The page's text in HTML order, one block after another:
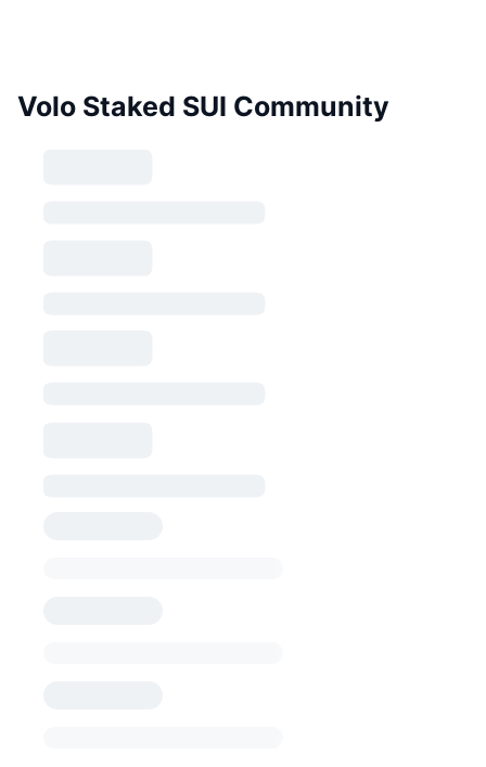
Volo Staked SUI Community